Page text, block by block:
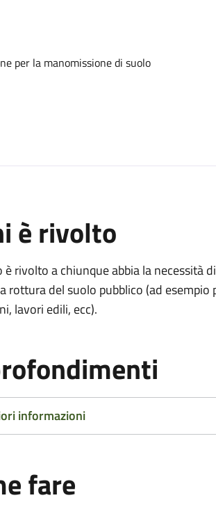
per la manomissione di suolo
è rivolto
è rivolto a chiunque abbia la necessità
rottura del suolo pubblico (ad
lavori edili, ecc).
informazioni
fare